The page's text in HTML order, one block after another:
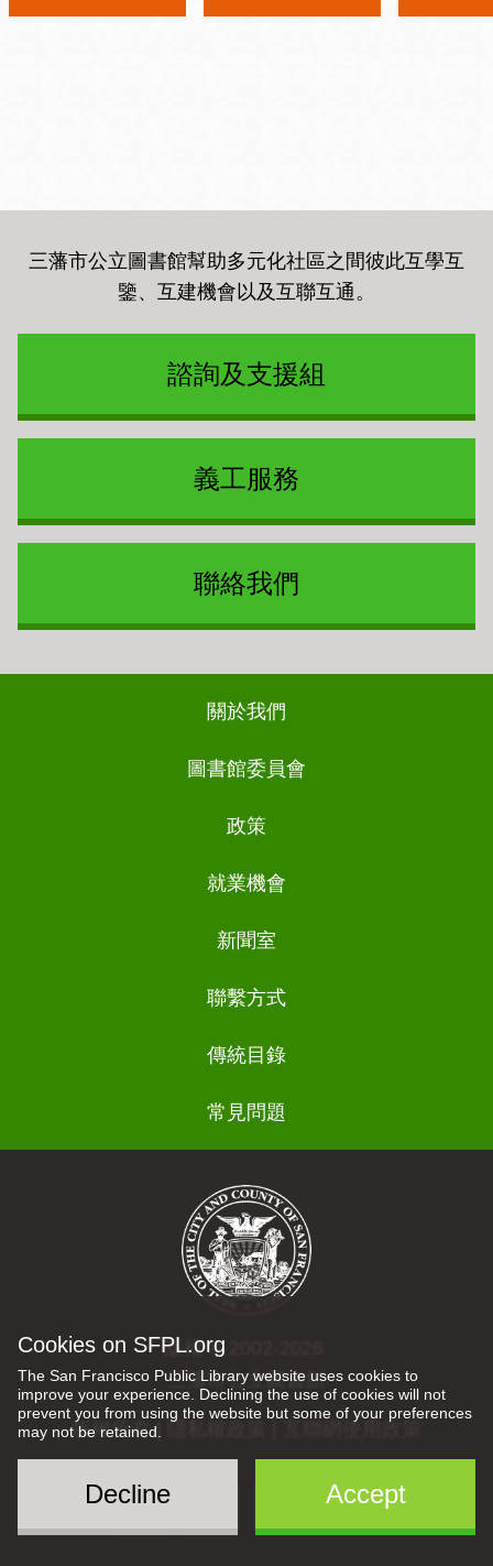
Cookies on SFPL.org
The San Francisco Public Library website uses cookies to
improve your experience. Declining the use of cookies will not
prevent you from using the website but some of your preferences
may not be retained.
Accept
Decline
三藩市公立圖書館幫助多元化社區之間彼此互學互
鑒、互建機會以及互聯互通 。
諮詢及支援組
義工服務
聯絡我們
關於我們
圖書館委員會
政策
就業機會
新聞室
聯繫方式
傳統目錄
常見問題
版權 © 2002-2026
三藩市公立圖書館
版權所有 | 隱私權政策 互聯網使用政策
Social